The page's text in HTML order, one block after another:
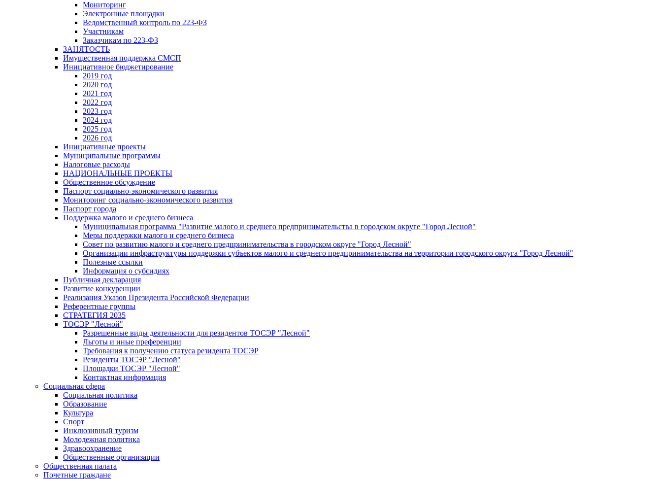
Мониторинг
Электронные площадки
Ведомственный контроль по 223-ФЗ
Участникам
Заказчикам по 223-ФЗ
ЗАНЯТОСТЬ
Имущественная поддержка СМСП
Инициативное бюджетирование
2019 год
2020 год
2021 год
2022 год
2023 год
2024 год
2025 год
2026 год
Инициативные проекты
Муниципальные программы
Налоговые расходы
НАЦИОНАЛЬНЫЕ ПРОЕКТЫ
Общественное обсуждение
Паспорт социально-экономического развития
Мониторинг социально-экономического развития
Паспорт города
Поддержка малого и среднего бизнеса
Муниципальная программа "Развитие малого и среднего предпринимательства в городском округе "Город Лесной"
Меры поддержки малого и среднего бизнеса
Совет по развитию малого и среднего предпринимательства в городском округе "Город Лесной"
Организации инфраструктуры поддержки субъектов малого и среднего предпринимательства на территории городского округа "Город Лесной"
Полезные ссылки
Информация о субсидиях
Публичная декларация
Развитие конкуренции
Реализация Указов Президента Российской Федерации
Референтные группы
СТРАТЕГИЯ 2035
ТОСЭР "Лесной"
Разрешенные виды деятельности для резидентов ТОСЭР "Лесной"
Льготы и иные преференции
Требования к получению статуса резидента ТОСЭР
Резиденты ТОСЭР "Лесной"
Площадки ТОСЭР "Лесной"
Контактная информация
Социальная сфера
Социальная политика
Образование
Культура
Спорт
Инклюзивный туризм
Молодежная политика
Здравоохранение
Общественные организации
Общественная палата
Почетные граждане